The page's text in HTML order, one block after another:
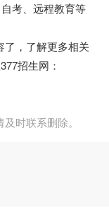
考、远程教育等
了，了解更多相关
招生网：
时联系删除。